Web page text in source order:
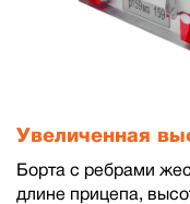
Увеличенная
Борта с ребрами
длине прицепа,